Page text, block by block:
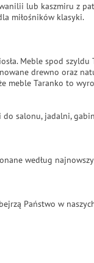
lub kaszmiru z
miłośników klasyki.
Meble spod
drewno oraz
meble Taranko to
salonu, jadalni,
według
Państwo w